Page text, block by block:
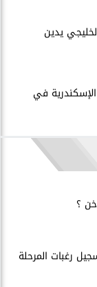
يدين
الإسكندرية في
؟
رغبات المرحلة